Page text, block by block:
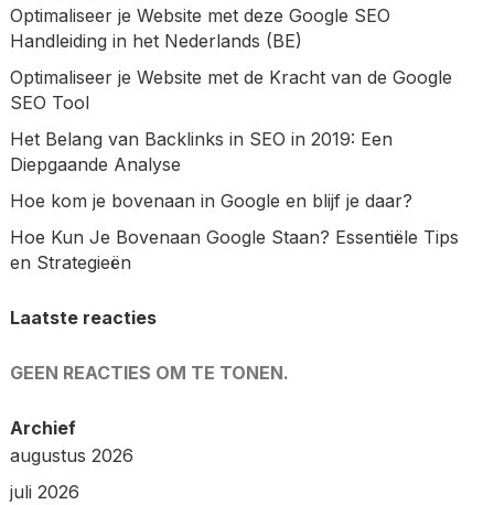
Optimaliseer je Website met deze Google SEO
Handleiding in het Nederlands (BE)
Optimaliseer je Website met de Kracht van de Google
SEO Tool
Het Belang van Backlinks in SEO in 2019: Een
Diepgaande Analyse
Hoe kom je bovenaan in Google en blijf je daar?
Hoe Kun Je Bovenaan Google Staan? Essentiële Tips
en Strategieën
Laatste reacties
GEEN REACTIES OM TE TONEN.
Archief
augustus 2026
juli 2026